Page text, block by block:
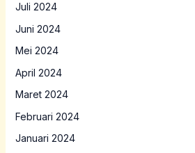
Juli 2024
Juni 2024
Mei 2024
April 2024
Maret 2024
Februari 2024
Januari 2024